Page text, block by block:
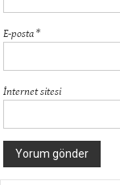
E-posta*
İnternet sitesi